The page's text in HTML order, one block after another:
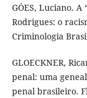
GÓES, Luciano.
Rodrigues: o
Criminologia
GLOECKNER,
penal: uma
penal brasileiro.